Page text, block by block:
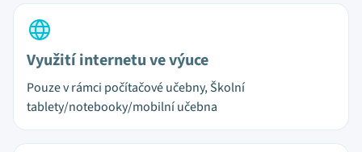
Využití internetu ve výuce
Pouze v rámci počítačové učebny, Školní
tablety/notebooky/mobilní učebna